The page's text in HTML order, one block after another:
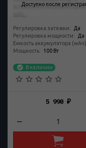
Доступно после
встроенным аккумулятором
Регулировка затяжки:
Да
Регулировка мощности:
Да
Емкость аккумулятора (мАч)
Мощность: 100 Вт
В наличии
5 990₽